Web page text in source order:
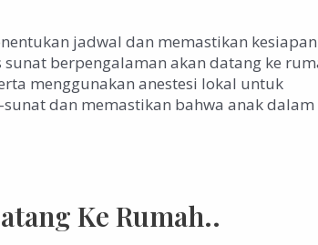
jadwal dan memastikan
berpengalaman akan datang ke
menggunakan anestesi lokal untuk
dan memastikan bahwa anak dalam
Ke Rumah..